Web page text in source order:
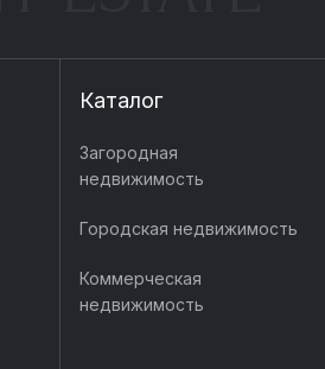
Каталог
Загородная
недвижимость
Городская недвижимость
Коммерческая
недвижимость